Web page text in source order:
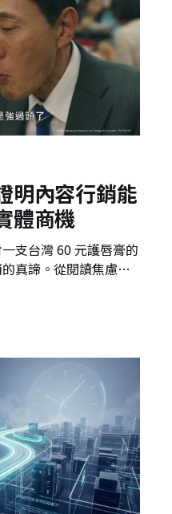
明內容行銷能
體商機
支台灣 60 元護唇膏的
真諦。從閱讀焦慮到
的過程，發現真正的
的好奇心轉化為實體